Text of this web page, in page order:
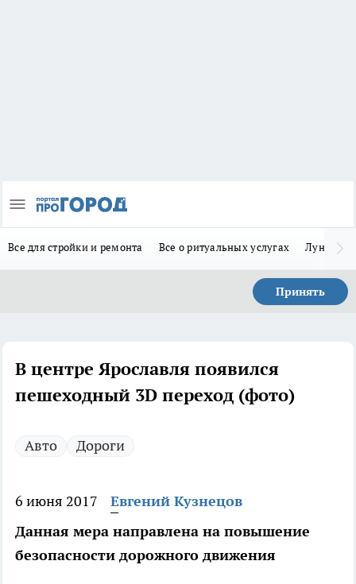
Все для стройки и ремонта Все о ритуальных услугах Лунно-
Принять
В центре Ярославля появился
пешеходный 3D переход (фото)
Авто Дороги
6 июня 2017
Евгений Кузнецов
Данная мера направлена на повышение
безопасности дорожного движения